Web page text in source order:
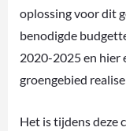
oplossing voor dit
benodigde
2020-2025 en hier
groengebied
Het is tijdens deze